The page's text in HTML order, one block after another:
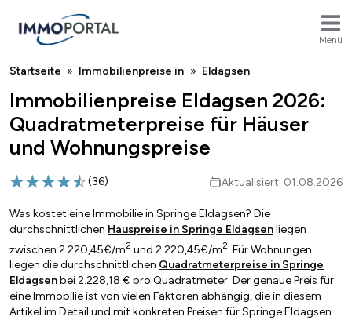
Menü
Breadcrumb
Startseite Immobilienpreise in Eldagsen
Immobilienpreise Eldagsen 2026:
Quadratmeterpreise für Häuser
und Wohnungspreise
(36) Aktualisiert: 01.08.2026
Was kostet eine Immobilie in Springe Eldagsen? Die
durchschnittlichen Hauspreise in Springe Eldagsenliegen
zwischen 2.220,45€/m2 und 2.220,45€/m2. Für Wohnungen
liegen die durchschnittlichen Quadratmeterpreise in Springe
Eldagsenbei 2.228,18 € pro Quadratmeter. Der genaue Preis für
eine Immobilie ist von vielen Faktoren abhängig, die in diesem
Artikel im Detail und mit konkreten Preisen für Springe Eldagsen